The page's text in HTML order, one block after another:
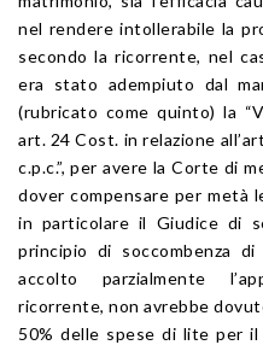
nel rendere intollerabile la
secondo la ricorrente, nel
era stato adempiuto dal
(rubricato come quinto) la
art. 24 Cost. in relazione
c.p.c.”, per avere la Corte di
dover compensare per metà
in particolare il Giudice di
principio di soccombenza
accolto parzialmente
ricorrente, non avrebbe
50% delle spese di lite per il